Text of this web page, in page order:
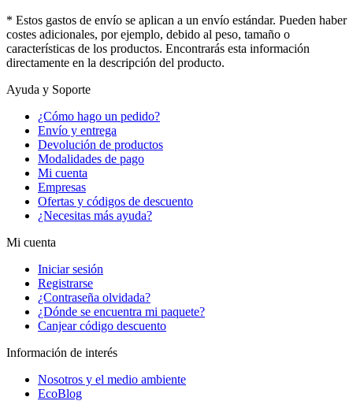
* Estos gastos de envío se aplican a un envío estándar. Pueden haber
costes adicionales, por ejemplo, debido al peso, tamaño o
características de los productos. Encontrarás esta información
directamente en la descripción del producto.
Ayuda y Soporte
¿Cómo hago un pedido?
Envío y entrega
Devolución de productos
Modalidades de pago
Mi cuenta
Empresas
Ofertas y códigos de descuento
¿Necesitas más ayuda?
Mi cuenta
Iniciar sesión
Registrarse
¿Contraseña olvidada?
¿Dónde se encuentra mi paquete?
Canjear código descuento
Información de interés
Nosotros y el medio ambiente
EcoBlog